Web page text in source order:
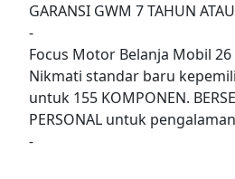
GARANSI GWM 7 TAHUN
-
Focus Motor Belanja Mobil
Nikmati standar baru
untuk 155 KOMPONEN.
PERSONAL untuk
-